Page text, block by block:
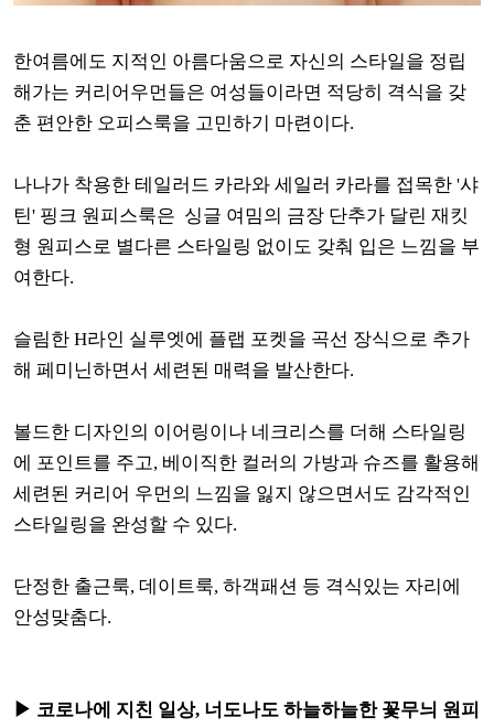
한여름에도 지적인 아름다움으로 자신의 스타일을 정립
해가는 커리어우먼들은 여성들이라면 적당히 격식을 갖
춘 편안한 오피스룩을 고민하기 마련이다.
나나가 착용한 테일러드 카라와 세일러 카라를 접목한 '샤
틴' 핑크 원피스룩은 싱글 여밈의 금장 단추가 달린 재킷
형 원피스로 별다른 스타일링 없이도 갖춰 입은 느낌을 부
여한다.
슬림한 H라인 실루엣에 플랩 포켓을 곡선 장식으로 추가
해 페미닌하면서 세련된 매력을 발산한다.
볼드한 디자인의 이어링이나 네크리스를 더해 스타일링
에 포인트를 주고, 베이직한 컬러의 가방과 슈즈를 활용해
세련된 커리어 우먼의 느낌을 잃지 않으면서도 감각적인
스타일링을 완성할 수 있다.
단정한 출근룩, 데이트룩, 하객패션 등 격식있는 자리에
안성맞춤다.
▶ 코로나에 지친 일상, 너도나도 하늘하늘한 꽃무늬 원피